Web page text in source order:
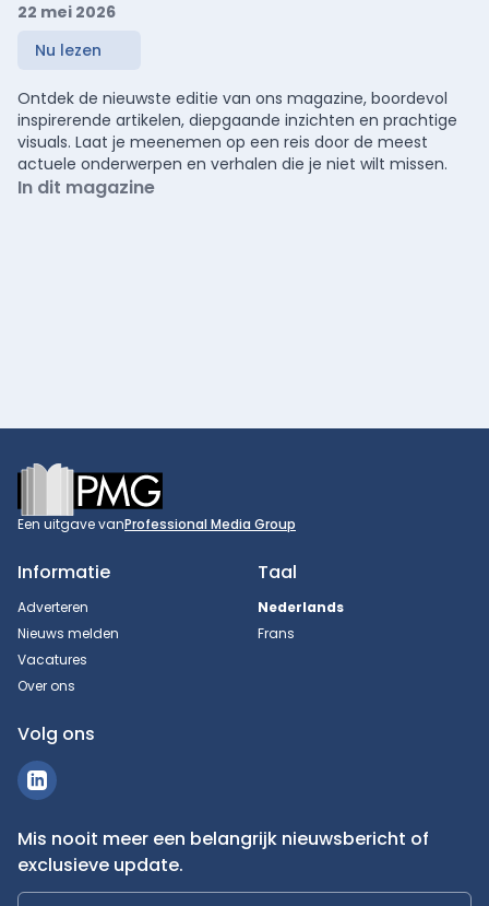
22 mei 2026
Nu lezen
Ontdek de nieuwste editie van ons magazine, boordevol
inspirerende artikelen, diepgaande inzichten en prachtige
visuals. Laat je meenemen op een reis door de meest
actuele onderwerpen en verhalen die je niet wilt missen.
In dit magazine
Footer
Een uitgave vanProfessional Media Group
Informatie
Adverteren
Nieuws melden
Vacatures
Over ons
Taal
Nederlands
Frans
Volg ons
Mis nooit meer een belangrijk nieuwsbericht of
exclusieve update.